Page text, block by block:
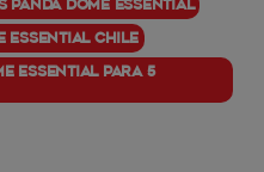
Dome Essential
Essential Chile
Essential para 5